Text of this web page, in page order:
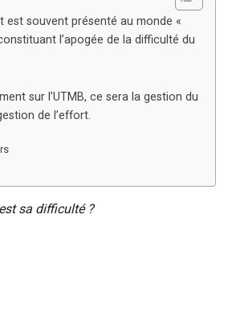
est souvent présenté au monde «
l’apogée de la difficulté du
sur l’UTMB, ce sera la gestion du
de l’effort.
sa difficulté ?